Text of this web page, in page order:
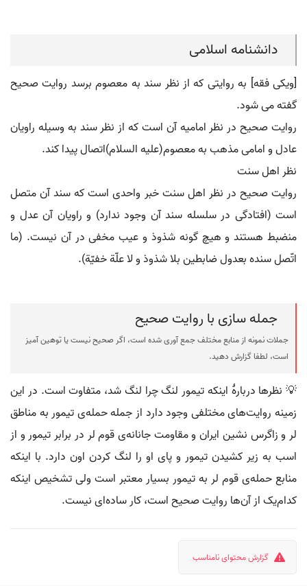
دانشنامه اسلامی
[ویکی فقه] به روایتی که از نظر سند به معصوم برسد روایت صحیح
گفته می شود.
روایت صحیح در نظر امامیه آن است که از نظر سند به وسیله راویان
عادل و امامی مذهب به معصوم(علیه السلام)اتصال پیدا کند.
نظر اهل سنت
روایت صحیح در نظر اهل سنت خبر واحدی است که سند آن متصل
است (افتادگی در سلسله سند آن وجود ندارد) و راویان آن عدل و
منضبط هستند و هیچ گونه شذوذ و عیب مخفی در آن نیست. (ما
اتّصل سنده بعدول ضابطین بلا شذوذ و لا علّة خفیّة).
جمله سازی با روایت صحیح
جملات نمونه از منابع مختلف جمع آوری شده است، اگر صحیح نیست یا توهین آمیز
است، لطفا گزارش دهید.
💡 نظرها دربارهٔ اینکه تیمور لنگ چرا لنگ شد، متفاوت است. در این
زمینه روایت‌های مختلفی وجود دارد از جمله حمله‌ی تیمور به مناطق
لر و زاگرس نشین ایران و مقاومت جانانه‌ی قوم لر در برابر تیمور و از
اسب به زیر کشیدن تیمور و پای او را لنگ کردن اون دارد. با اینکه
منابع حمله‌ی قوم لر به تیمور بسیار معتبر است ولی تشخیص اینکه
کدام‌یک از آن‌ها روایت صحیح است، کار ساده‌ای نیست.
گزارش محتوای نامناسب